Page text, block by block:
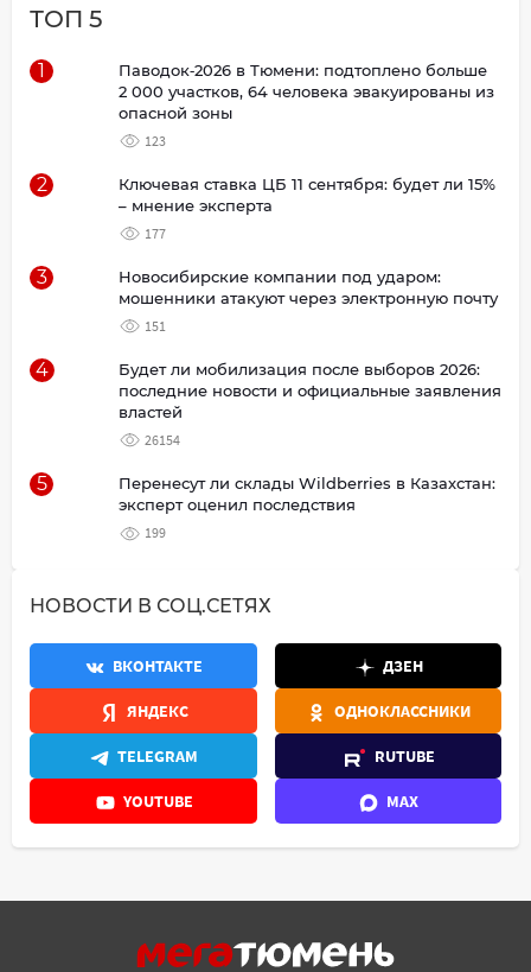
ТОП 5
1
Паводок‑2026 в Тюмени: подтоплено больше
2 000 участков, 64 человека эвакуированы из
опасной зоны
123
2
Ключевая ставка ЦБ 11 сентября: будет ли 15%
– мнение эксперта
177
3
Новосибирские компании под ударом:
мошенники атакуют через электронную почту
151
4
Будет ли мобилизация после выборов 2026:
последние новости и официальные заявления
властей
26154
5
Перенесут ли склады Wildberries в Казахстан:
эксперт оценил последствия
199
НОВОСТИ В СОЦ.СЕТЯХ
ВКОНТАКТЕ ДЗЕН
ЯНДЕКС ОДНОКЛАССНИКИ
TELEGRAM RUTUBE
YOUTUBE MAX